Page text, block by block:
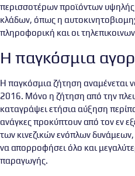
περισσοτέρων προϊόντων υψηλής
κλάδων, όπως η
πληροφορική και οι
Η παγκόσμια
Η παγκόσμια ζήτηση αναμένεται
2016. Μόνο η ζήτηση από την
καταγράψει ετήσια αύξηση
ανάγκες προκύπτουν από τον εν
των κινεζικών ενόπλων
να απορροφήσει όλο και
παραγωγής.